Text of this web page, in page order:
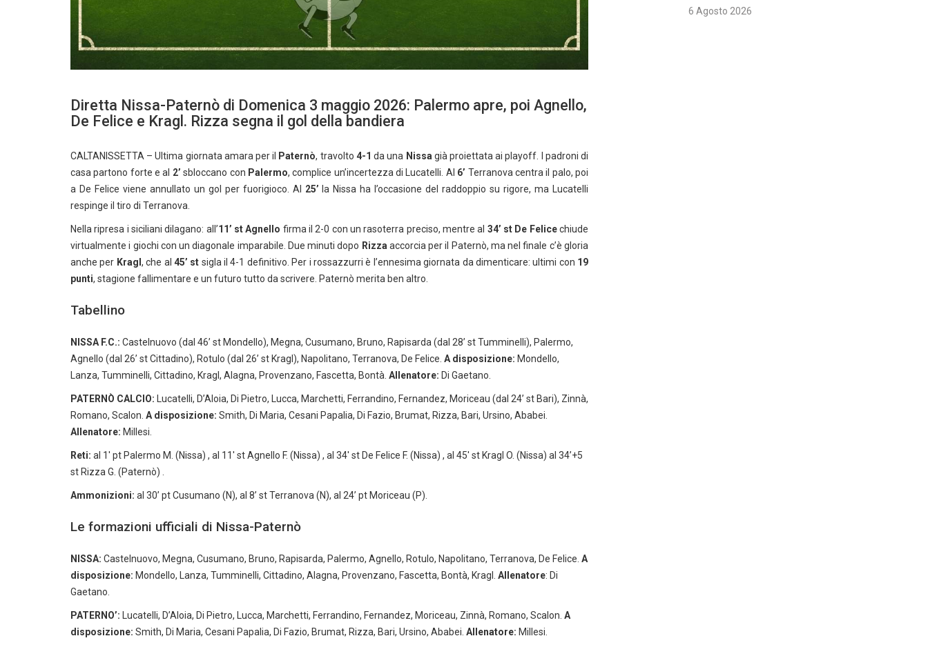
Diretta Nissa-Paternò di Domenica 3 maggio 2026: Palermo apre, poi Agnello,
De Felice e Kragl. Rizza segna il gol della bandiera
CALTANISSETTA – Ultima giornata amara per il Paternò, travolto 4-1 da una Nissa già proiettata ai playoff. I padroni di
casa partono forte e al 2’ sbloccano con Palermo, complice un’incertezza di Lucatelli. Al 6’ Terranova centra il palo, poi
a De Felice viene annullato un gol per fuorigioco. Al 25’ la Nissa ha l’occasione del raddoppio su rigore, ma Lucatelli
respinge il tiro di Terranova.
Nella ripresa i siciliani dilagano: all’11’ st Agnello firma il 2-0 con un rasoterra preciso, mentre al 34’ st De Felicechiude
virtualmente i giochi con un diagonale imparabile. Due minuti dopo Rizza accorcia per il Paternò, ma nel finale c’è gloria
anche per Kragl , che al 45’ st sigla il 4-1 definitivo. Per i rossazzurri è l’ennesima giornata da dimenticare: ultimi con 19
punti, stagione fallimentare e un futuro tutto da scrivere. Paternò merita ben altro.
Tabellino
NISSA F.C.: Castelnuovo (dal 46’ st Mondello), Megna, Cusumano, Bruno, Rapisarda (dal 28’ st Tumminelli), Palermo,
Agnello (dal 26’ st Cittadino), Rotulo (dal 26’ st Kragl), Napolitano, Terranova, De Felice. A disposizione: Mondello,
Lanza, Tumminelli, Cittadino, Kragl, Alagna, Provenzano, Fascetta, Bontà. Allenatore: Di Gaetano.
PATERNÒ CALCIO: Lucatelli, D’Aloia, Di Pietro, Lucca, Marchetti, Ferrandino, Fernandez, Moriceau (dal 24’ st Bari), Zinnà,
Romano, Scalon. A disposizione: Smith, Di Maria, Cesani Papalia, Di Fazio, Brumat, Rizza, Bari, Ursino, Ababei.
Allenatore: Millesi.
Reti: al 1′ pt Palermo M. (Nissa) , al 11′ st Agnello F. (Nissa) , al 34′ st De Felice F. (Nissa) , al 45′ st Kragl O. (Nissa) al 34’+5
st Rizza G. (Paternò) .
Ammonizioni: al 30’ pt Cusumano (N), al 8’ st Terranova (N), al 24’ pt Moriceau (P).
Le formazioni ufficiali di Nissa-Paternò
NISSA: Castelnuovo, Megna, Cusumano, Bruno, Rapisarda, Palermo, Agnello, Rotulo, Napolitano, Terranova, De Felice. A
disposizione: Mondello, Lanza, Tumminelli, Cittadino, Alagna, Provenzano, Fascetta, Bontà, Kragl. Allenatore: Di
Gaetano.
PATERNO’: Lucatelli, D’Aloia, Di Pietro, Lucca, Marchetti, Ferrandino, Fernandez, Moriceau, Zinnà, Romano, Scalon. A
disposizione: Smith, Di Maria, Cesani Papalia, Di Fazio, Brumat, Rizza, Bari, Ursino, Ababei. Allenatore: Millesi.
6 Agosto 2026